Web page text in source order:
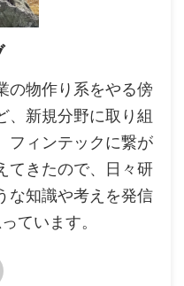
の物作り系をやる傍
、新規分野に取り組
フィンテックに繋が
てきたので、日々研
な知識や考えを発信
ています。